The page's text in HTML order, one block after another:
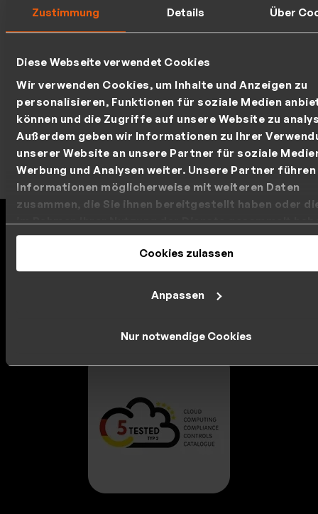
Zustimmung Details Über
Diese Webseite verwendet Cookies
Wir verwenden Cookies, um Inhalte und Anzeigen zu
personalisieren, Funktionen für soziale Medien
können und die Zugriffe auf unsere Website zu
Außerdem geben wir Informationen zu Ihrer
unserer Website an unsere Partner für soziale
Werbung und Analysen weiter. Unsere Partner
Informationen möglicherweise mit weiteren Daten
zusammen, die Sie ihnen bereitgestellt haben oder
im Rahmen Ihrer Nutzung der Dienste gesammelt
Ihre Cookie-Einstellungen können Sie jederzeit in
Datenschutzerklärungändern.
Cookies zulassen
Anpassen
Nur notwendige Cookies
DRACOON - Nachweisbar sicher
DRACOON setzt neue Maßstäbe in der Cybersicherheit
Deutschlands für höchste Sicherheitsstandards